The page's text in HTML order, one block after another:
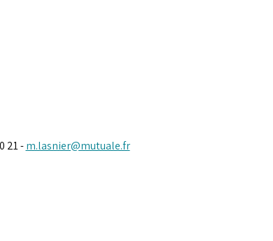
21 - m.lasnier@mutuale.fr